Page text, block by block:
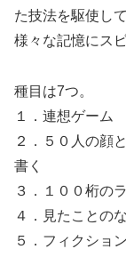
た技法を駆使して
様々な記憶にス
種目は7つ。
１．連想ゲーム
２．５０人の顔
書く
３．１００桁の
４．見たことの
５．フィクショ